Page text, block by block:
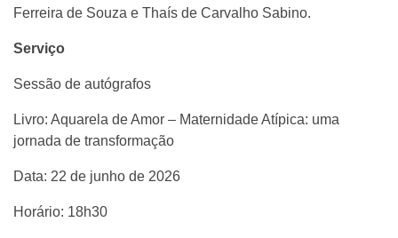
Ferreira de Souza e Thaís de Carvalho Sabino.
Serviço
Sessão de autógrafos
Livro: Aquarela de Amor – Maternidade Atípica: uma
jornada de transformação
Data: 22 de junho de 2026
Horário: 18h30